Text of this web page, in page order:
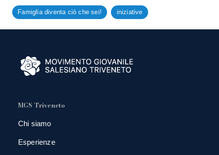
Famiglia diventa ciò che sei! iniziative
MGS Triveneto
Chi siamo
Esperienze